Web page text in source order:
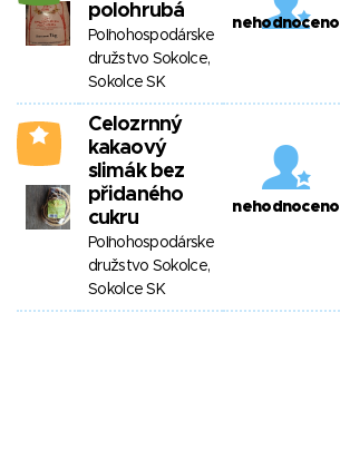
polohrubá
Poľnohospodárske
družstvo Sokolce,
Sokolce SK
nehodnoceno
0
Celozrnný
kakaový
slimák bez
přidaného
cukru
Poľnohospodárske
družstvo Sokolce,
Sokolce SK
nehodnoceno